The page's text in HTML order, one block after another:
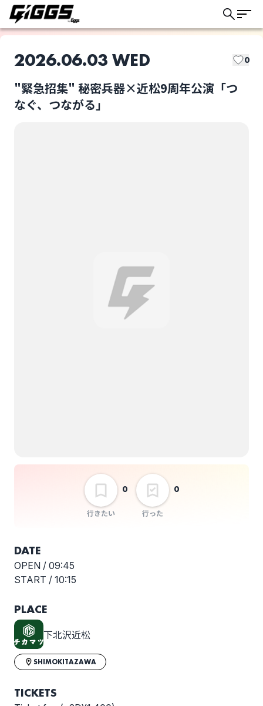
2026.06.03 WED 0
"緊急招集" 秘密兵器×近松9周年公演「つ
なぐ、つながる」
行きたい
0
行った
0
"緊急招集" 秘密兵器×
近松9周年公演「つな
DATE
OPEN / 09:45
START / 10:15
PLACE
下北沢近松
SHIMOKITAZAWA
TICKETS
このライブの取り置きは終了しました